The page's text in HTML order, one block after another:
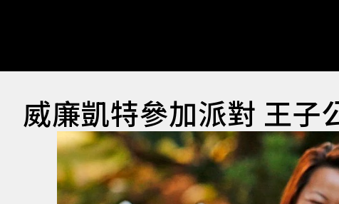
威廉凱特參加派對 王子